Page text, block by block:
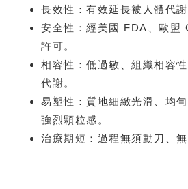
長效性： 有效延長被人體代謝
安全性： 經美國 FDA、歐盟
許可。
相容性： 低過敏、組織相容
代謝。
易塑性： 質地細緻光滑、均
強烈顆粒感。
治療期短： 過程無須動刀、